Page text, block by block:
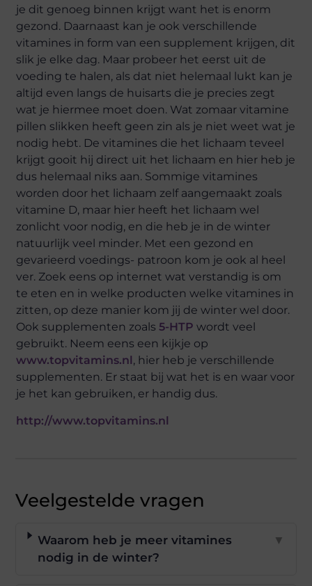
je dit genoeg binnen krijgt want het is enorm
gezond. Daarnaast kan je ook verschillende
vitamines in form van een supplement krijgen, dit
slik je elke dag. Maar probeer het eerst uit de
voeding te halen, als dat niet helemaal lukt kan je
altijd even langs de huisarts die je precies zegt
wat je hiermee moet doen. Wat zomaar vitamine
pillen slikken heeft geen zin als je niet weet wat je
nodig hebt. De vitamines die het lichaam teveel
krijgt gooit hij direct uit het lichaam en hier heb je
dus helemaal niks aan. Sommige vitamines
worden door het lichaam zelf aangemaakt zoals
vitamine D, maar hier heeft het lichaam wel
zonlicht voor nodig, en die heb je in de winter
natuurlijk veel minder. Met een gezond en
gevarieerd voedings- patroon kom je ook al heel
ver. Zoek eens op internet wat verstandig is om
te eten en in welke producten welke vitamines in
zitten, op deze manier kom jij de winter wel door.
Ook supplementen zoals5-HTP wordt veel
gebruikt. Neem eens een kijkje op
www.topvitamins.nl, hier heb je verschillende
supplementen. Er staat bij wat het is en waar voor
je het kan gebruiken, er handig dus.
http://www.topvitamins.nl
Veelgestelde vragen
Waarom heb je meer vitamines
nodig in de winter?
▼